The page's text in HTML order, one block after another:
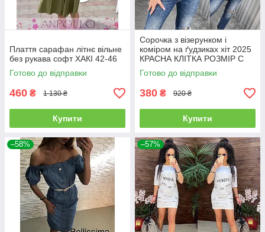
Плаття сарафан літнє вільне
без рукава софт ХАКІ 42-46
Готово до відправки
460 ₴ 1 130 ₴
Купити
Сорочка з візерунком і
коміром на ґудзиках хіт 2025
КРАСНА КЛІТКА РОЗМІР С
Готово до відправки
380 ₴ 920 ₴
Купити
–58% –57%